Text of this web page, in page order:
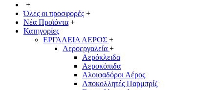
+
Όλες οι προσφορές +
Νέα Προϊόντα +
Κατηγορίες
ΕΡΓΑΛΕΙΑ ΑΕΡΟΣ +
Αεροεργαλεία +
Αερόκλειδα
Αεροκόπιδα
Αλοιφαδόροι Αέρος
Αποκολλητές Παρμπρίζ